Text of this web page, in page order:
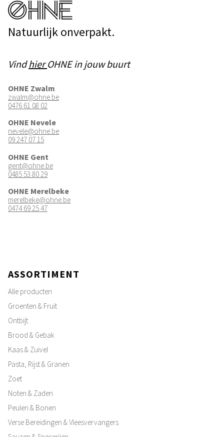
Natuurlijk onverpakt.
VindhierOHNE in jouw buurt
OHNE Zwalm
zwalm@ohne.be
0476 61 08 02
OHNE Nevele
nevele@ohne.be
09 247 07 15
OHNE Gent
gent@ohne.be
0485 53 80 29
OHNE Merelbeke
merelbeke@ohne.be
0474 69 25 47
ASSORTIMENT
Alle producten
Groenten & Fruit
Ontbijt
Brood & Gebak
Kaas & Zuivel
Pasta, Rijst & Granen
Zoet
Noten & Zaden
Peulen & Bonen
Verse Bereidingen & Vleesvervangers